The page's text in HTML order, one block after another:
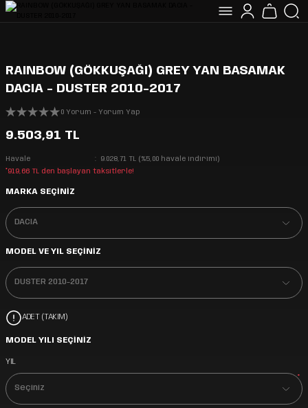
RAINBOW (GÖKKUŞAĞI) GREY YAN BASAMAK
DACIA - DUSTER 2010-2017
0 Yorum - Yorum Yap
9.503,91 TL
Havale
9.028,71 TL (%5,00 havale indirimi)
*919,66 TL den başlayan taksitlerle!
MARKA SEÇİNİZ
MODEL VE YIL SEÇİNİZ
ADET (TAKIM)
MODEL YILI SEÇİNİZ
YIL
*